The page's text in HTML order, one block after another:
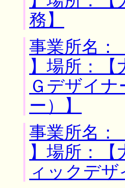
務】
事業所名
】場所：【
Ｇデザイ
ー）】
事業所名
】場所：【
ィックデザ